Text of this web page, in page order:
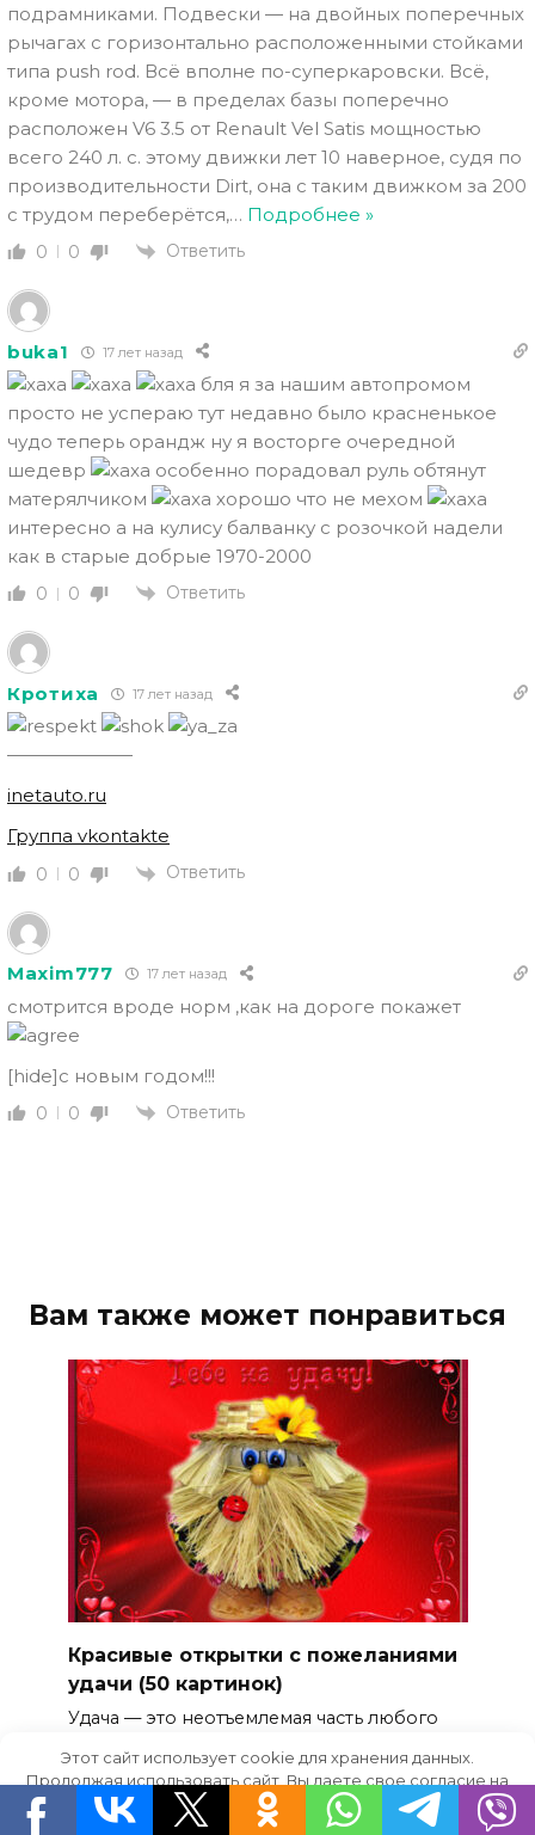
подрамниками. Подвески — на двойных поперечных
рычагах с горизонтально расположенными стойками
типа push rod. Всё вполне по-суперкаровски. Всё,
кроме мотора, — в пределах базы поперечно
расположен V6 3.5 от Renault Vel Satis мощностью
всего 240 л. с. этому движки лет 10 наверное, судя по
производительности Dirt, она с таким движком за 200
с трудом переберётся,… Подробнее »
0 0 Ответить
buka1 17 лет назад
бля я за нашим автопромом
просто не успераю тут недавно было красненькое
чудо теперь орандж ну я восторге очередной
шедевр
особенно порадовал руль обтянут
матерялчиком
хорошо что не мехом
интересно а на кулису балванку с розочкой надели
как в старые добрые 1970-2000
0 0 Ответить
Кротиха 17 лет назад
———————
inetauto.ru
Группа vkontakte
0 0 Ответить
Maxim777 17 лет назад
смотрится вроде норм ,как на дороге покажет
[hide]с новым годом!!!
0 0 Ответить
Вам также может понравиться
Красивые открытки с пожеланиями
удачи (50 картинок)
Удача — это неотъемлемая часть любого
0 9.3к.
Этот сайт использует cookie для хранения данных.
Продолжая использовать сайт, Вы даете свое согласие на
работу с этими файлами.